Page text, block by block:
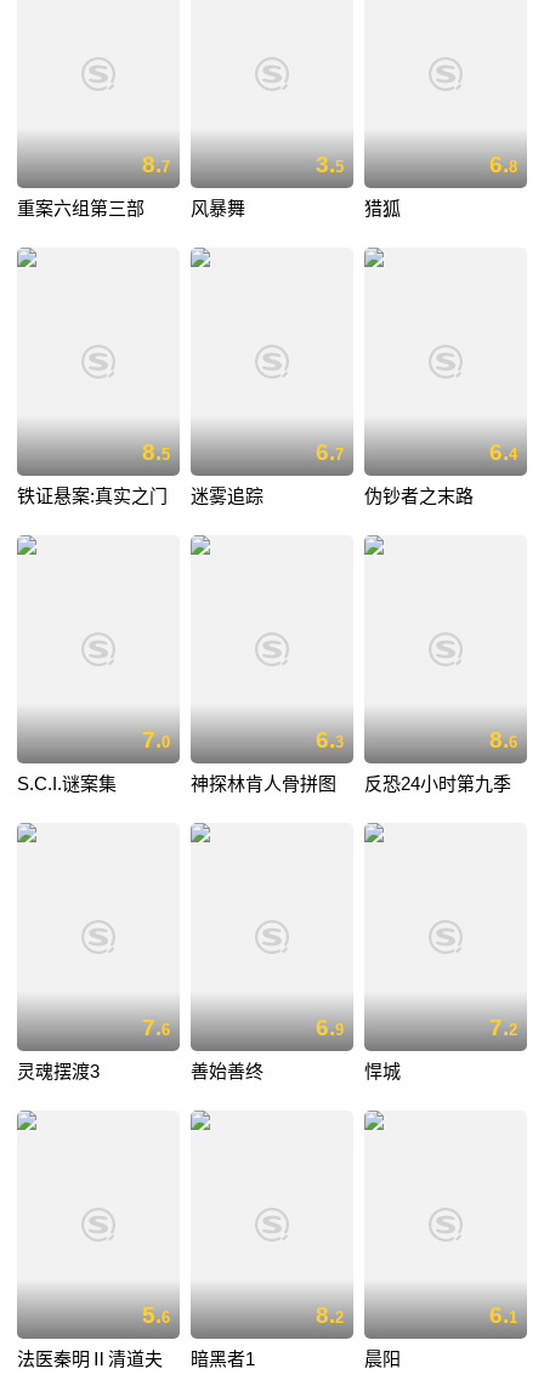
8.7
重案六组第三部
3.5
风暴舞
6.8
猎狐
8.5
铁证悬案:真实之门
6.7
迷雾追踪
6.4
伪钞者之末路
7.0
S.C.I.谜案集
6.3
神探林肯人骨拼图
8.6
反恐24小时第九季
7.6
灵魂摆渡3
6.9
善始善终
7.2
悍城
5.6
法医秦明Ⅱ清道夫
8.2
暗黑者1
6.1
晨阳